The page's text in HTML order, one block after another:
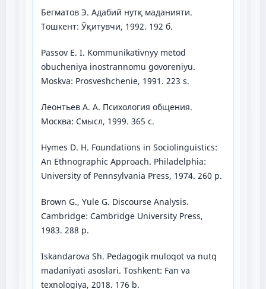
Бегматов Э. Адабий нутқ маданияти.
Тошкент: Ўқитувчи, 1992. 192 б.
Passov E. I. Kommunikativnyy metod
obucheniya inostrannomu govoreniyu.
Moskva: Prosveshchenie, 1991. 223 s.
Леонтьев А. А. Психология общения.
Москва: Смысл, 1999. 365 с.
Hymes D. H. Foundations in Sociolinguistics:
An Ethnographic Approach. Philadelphia:
University of Pennsylvania Press, 1974. 260 p.
Brown G., Yule G. Discourse Analysis.
Cambridge: Cambridge University Press,
1983. 288 p.
Iskandarova Sh. Pedagogik muloqot va nutq
madaniyati asoslari. Toshkent: Fan va
texnologiya, 2018. 176 b.